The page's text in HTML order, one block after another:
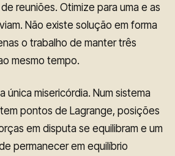
reuniões. Otimize para uma e as
Não existe solução em forma
o trabalho de manter três
mesmo tempo.
única misericórdia. Num sistema
pontos de Lagrange, posições
em disputa se equilibram e um
permanecer em equilíbrio